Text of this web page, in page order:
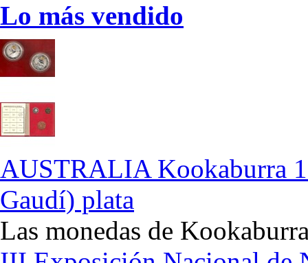
Lo más vendido
AUSTRALIA Kookaburra
Gaudí) plata
Las monedas de